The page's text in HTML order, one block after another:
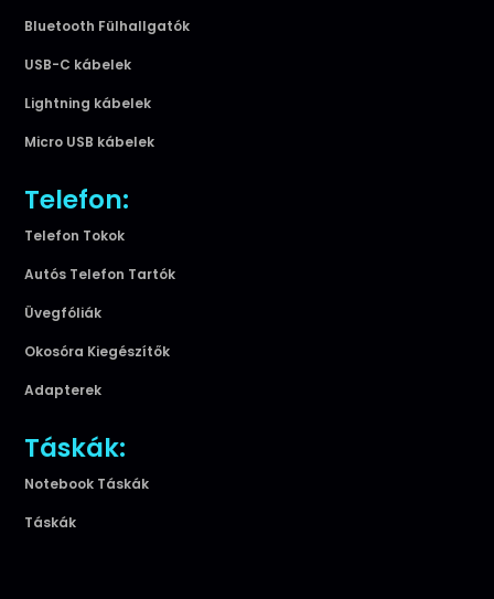
Bluetooth Fülhallgatók
USB-C kábelek
Lightning kábelek
Micro USB kábelek
Telefon:
Telefon Tokok
Autós Telefon Tartók
Üvegfóliák
Okosóra Kiegészítők
Adapterek
Táskák:
Notebook Táskák
Táskák